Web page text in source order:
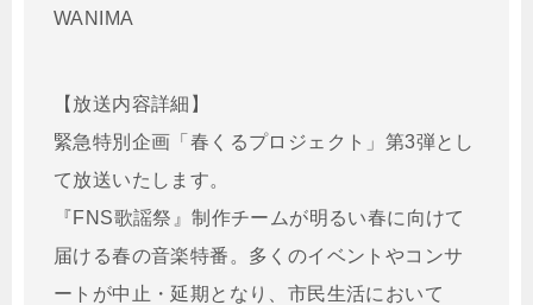
WANIMA
【放送内容詳細】
緊急特別企画「春くるプロジェクト」第3弾とし
て放送いたします。
『FNS歌謡祭』制作チームが明るい春に向けて
届ける春の音楽特番。多くのイベントやコンサ
ートが中止・延期となり、市民生活において